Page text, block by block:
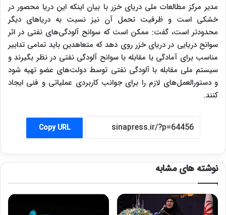
مدیر مرکز مطالعات ملی دریای خزر با بیان اینکه این دریا محصور در
خشکی است و ظرفیت تحمل آن نیز نسبت به دریاهای دیگر
محدودتر است، گفت: ممکن است که سوانح آلودگی‌های نفتی در اثر
سوانح دریایی در دریای خزر روی دهد که متعاهدین باید تمامی تدابیر
مناسب برای آمادگی با مقابله با سوانح آلودگی نفتی در نظر بگیرند و
سیستم ملی مقابله با آلودگی نفتی توسط دولت‌های عضو تهیه شود
و دستورالعمل‌های لازم را برای جوانب کاربردی عملیاتی و فنی ایجاد
کنند.
Copy URL
نوشته های مشابه